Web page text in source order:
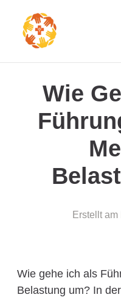
Wie
Erstellt am
Wie gehe ich als
Belastung um? In